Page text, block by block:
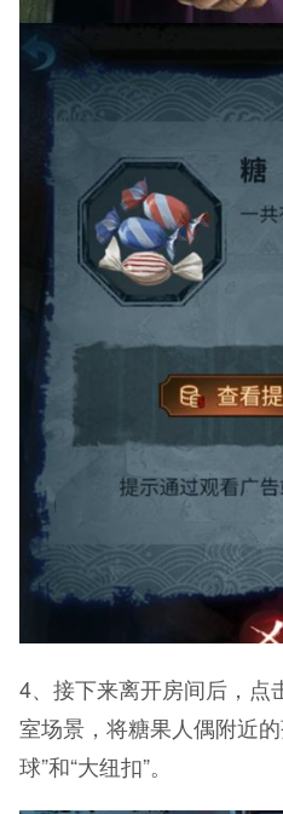
4、接下来离开房间后，点
室场景，将糖果人偶附近
球”和“大纽扣”。